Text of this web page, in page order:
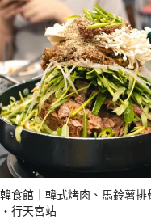
食館｜韓式烤肉、馬鈴薯排
行天宮站